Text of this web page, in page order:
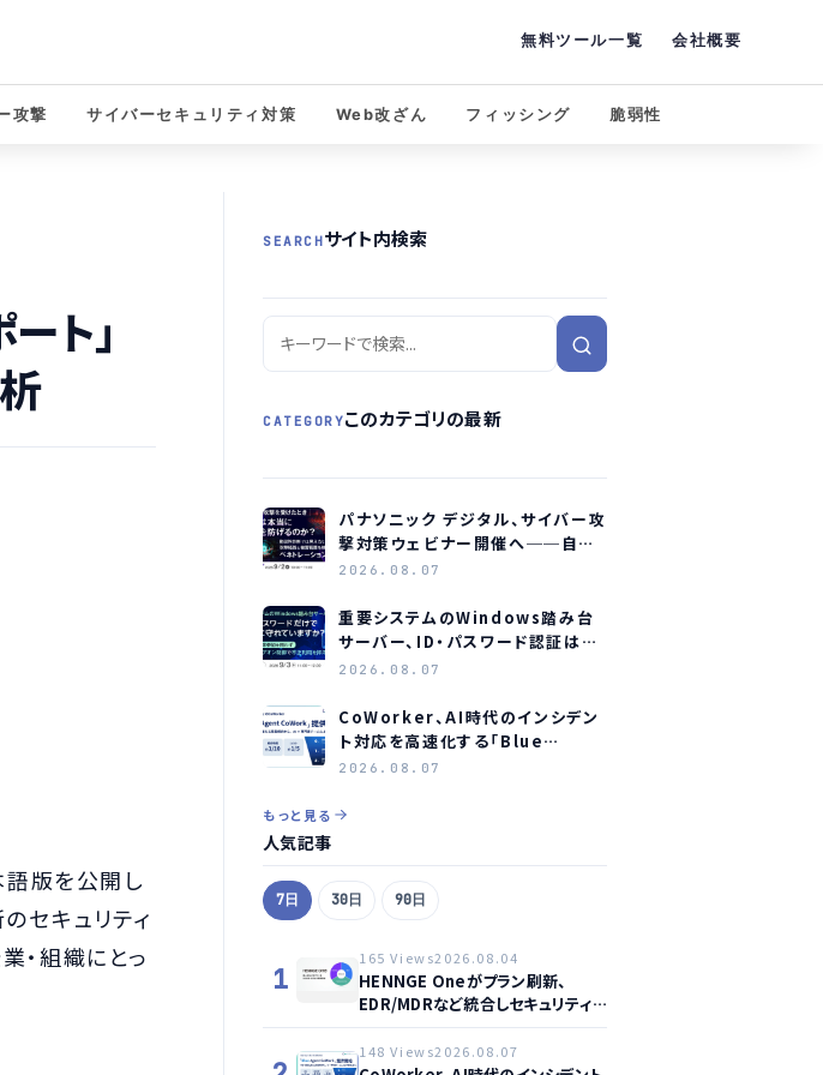
無料ツール一覧 会社概要
攻撃 サイバーセキュリティ対策 Web改ざん フィッシング 脆弱性
ト」
版を公開し
セキュリティ
・組織にとっ
SEARCHサイト内検索
CATEGORYこのカテゴリの最新
パナソニック デジタル、サイバー攻
撃対策ウェビナー開催へ──自社
防御の実効性検証に焦点
2026.08.07
重要システムのWindows踏み台
サーバー、ID・パスワード認証は限
界か？ オーシャンブリッジとマジセ
2026.08.07
CoWorker、AI時代のインシデン
ト対応を高速化する「Blue
Agent CoWork」を提供開始
2026.08.07
もっと見る
人気記事
7日 30日 90日
1
165 Views2026.08.04
HENNGE Oneがプラン刷新、
EDR/MDRなど統合しセキュリティ
強化へ
148 Views2026.08.07